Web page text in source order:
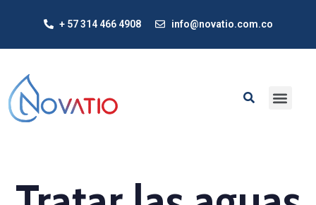
+ 57 314 466 4908 info@novatio.com.co